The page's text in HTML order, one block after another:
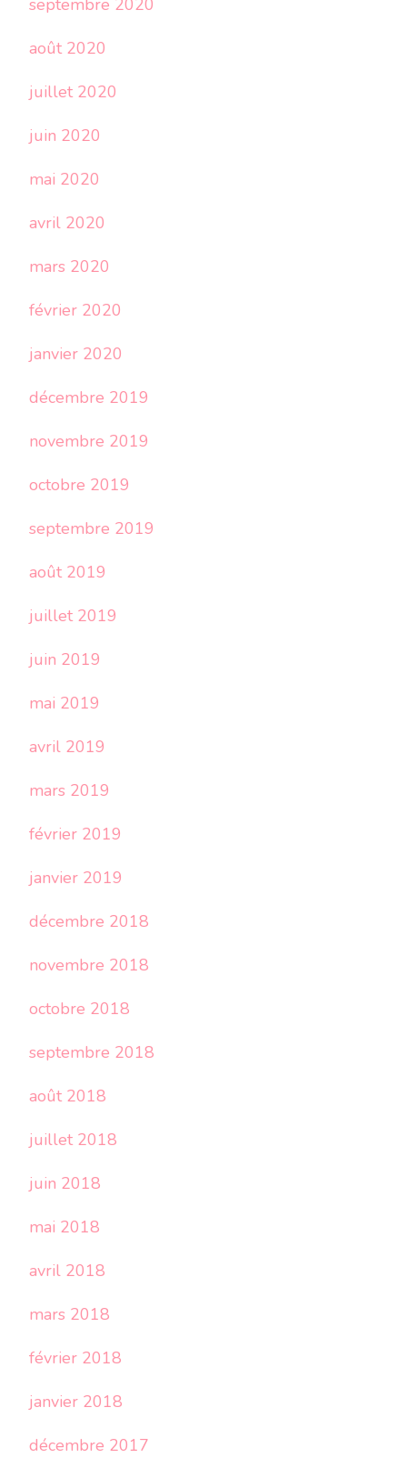
septembre 2020
août 2020
juillet 2020
juin 2020
mai 2020
avril 2020
mars 2020
février 2020
janvier 2020
décembre 2019
novembre 2019
octobre 2019
septembre 2019
août 2019
juillet 2019
juin 2019
mai 2019
avril 2019
mars 2019
février 2019
janvier 2019
décembre 2018
novembre 2018
octobre 2018
septembre 2018
août 2018
juillet 2018
juin 2018
mai 2018
avril 2018
mars 2018
février 2018
janvier 2018
décembre 2017